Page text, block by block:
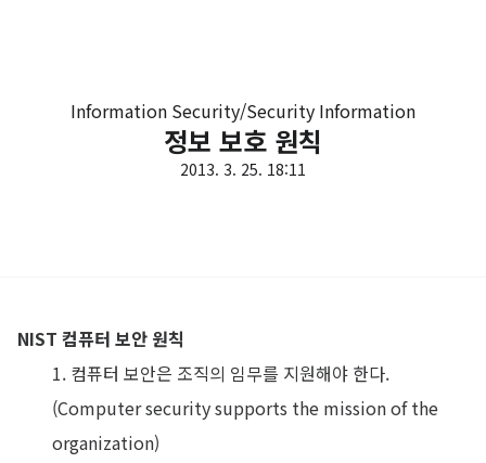
Information Security/Security Information
정보 보호 원칙
2013. 3. 25. 18:11
NIST 컴퓨터 보안 원칙
1. 컴퓨터 보안은 조직의 임무를 지원해야 한다.
(Computer security supports the mission of the
organization)